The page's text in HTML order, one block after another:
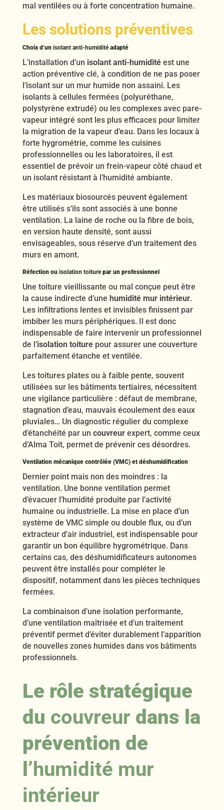
mal ventilées ou à forte concentration humaine.
Les solutions préventives
Choix d’un isolant anti-humiditéadapté
L’installation d’un isolant anti-humiditéest une
action préventive clé, à condition de ne pas poser
l’isolant sur un mur humide non assaini. Les
isolants à cellules fermées (polyuréthane,
polystyrène extrudé) ou les complexes avec pare-
vapeur intégré sont les plus efficaces pour limiter
la migration de la vapeur d’eau. Dans les locaux à
forte hygrométrie, comme les cuisines
professionnelles ou les laboratoires, il est
essentiel de prévoir un frein-vapeur côté chaud et
un isolant résistant à l’humidité ambiante.
Les matériaux biosourcés peuvent également
être utilisés s’ils sont associés à une bonne
ventilation. La laine de roche ou la fibre de bois,
en version haute densité, sont aussi
envisageables, sous réserve d’un traitement des
murs en amont.
Réfection ou isolation toiturepar un professionnel
Une toiture vieillissante ou mal conçue peut être
la cause indirecte d’une humidité mur intérieur.
Les infiltrations lentes et invisibles finissent par
imbiber les murs périphériques. Il est donc
indispensable de faire intervenir un professionnel
de l’isolation toiturepour assurer une couverture
parfaitement étanche et ventilée.
Les toitures plates ou à faible pente, souvent
utilisées sur les bâtiments tertiaires, nécessitent
une vigilance particulière : défaut de membrane,
stagnation d’eau, mauvais écoulement des eaux
pluviales… Un diagnostic régulier du complexe
d’étanchéité par un couvreurexpert, comme ceux
d’Alma Toit, permet de prévenir ces désordres.
Ventilation mécanique contrôlée (VMC) et déshumidification
Dernier point mais non des moindres : la
ventilation. Une bonne ventilation permet
d’évacuer l’humidité produite par l’activité
humaine ou industrielle. La mise en place d’un
système de VMC simple ou double flux, ou d’un
extracteur d’air industriel, est indispensable pour
garantir un bon équilibre hygrométrique. Dans
certains cas, des déshumidificateurs autonomes
peuvent être installés pour compléter le
dispositif, notamment dans les pièces techniques
fermées.
La combinaison d’une isolation performante,
d’une ventilation maîtrisée et d’un traitement
préventif permet d’éviter durablement l’apparition
de nouvelles zones humides dans vos bâtiments
professionnels.
Le rôle stratégique
du couvreur dans la
prévention de
l’humidité mur
intérieur